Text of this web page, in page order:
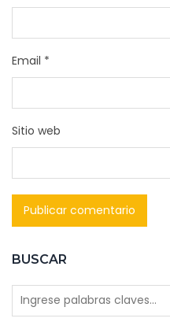
BUSCAR
Email *
Sitio web